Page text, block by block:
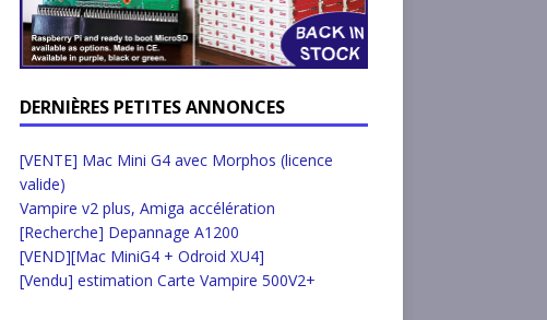
DERNIÈRES PETITES ANNONCES
[VENTE] Mac Mini G4 avec Morphos (licence
valide)
Vampire v2 plus, Amiga accélération
[Recherche] Depannage A1200
[VEND][Mac MiniG4 + Odroid XU4]
[Vendu] estimation Carte Vampire 500V2+